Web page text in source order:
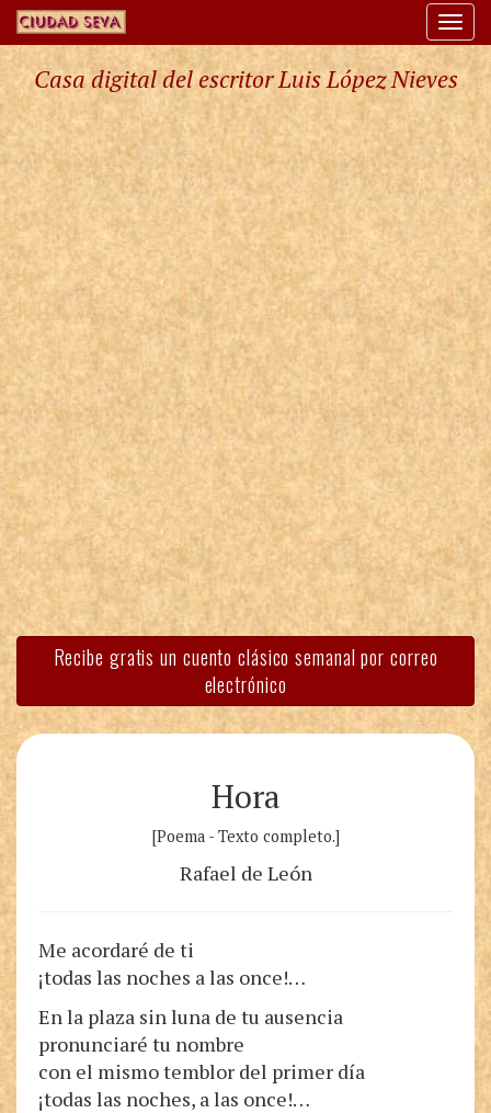
Casa digital del escritor Luis López Nieves
Recibe gratis un cuento clásico semanal por correo
electrónico
Hora
[Poema - Texto completo.]
Rafael de León
Me acordaré de ti
¡todas las noches a las once!…
En la plaza sin luna de tu ausencia
pronunciaré tu nombre
con el mismo temblor del primer día
¡todas las noches, a las once!…